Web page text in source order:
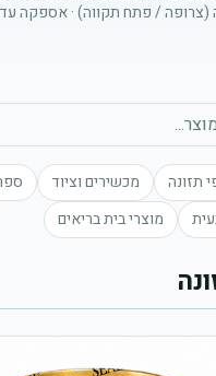
/ פתח תקווה) · אספקה עד 14 ימי
תזונה מכשירים וציוד
מוצרי בית בריאים